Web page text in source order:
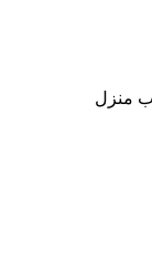
منزل